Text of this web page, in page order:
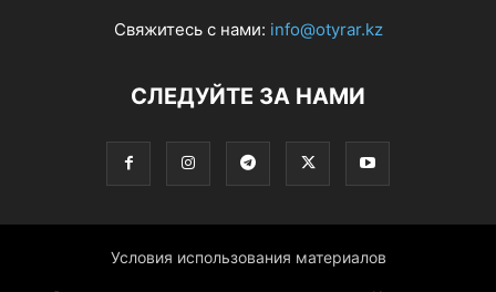
Свяжитесь с нами: info@otyrar.kz
СЛЕДУЙТЕ ЗА НАМИ
Условия использования материалов